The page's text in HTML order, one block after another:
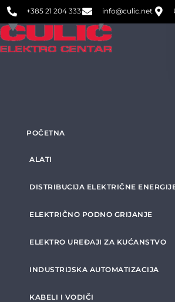
+385 21 204 333 info@culic.net
POČETNA
ALATI
DISTRIBUCIJA ELEKTRIČNE
ELEKTRIČNO PODNO GRIJANJE
ELEKTRO UREĐAJI ZA KUĆANSTVO
INDUSTRIJSKA AUTOMATIZACIJA
KABELI I VODIČI